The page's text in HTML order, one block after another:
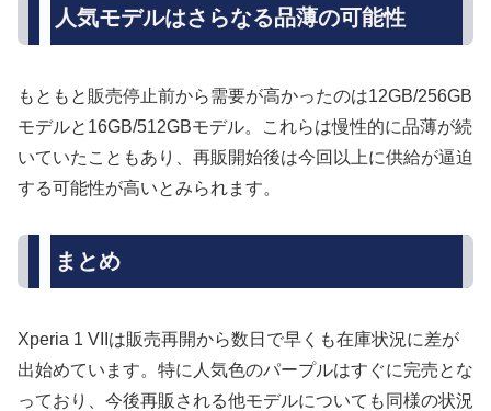
人気モデルはさらなる品薄の可能性
もともと販売停止前から需要が高かったのは12GB/256GB
モデルと16GB/512GBモデル。これらは慢性的に品薄が続
いていたこともあり、再販開始後は今回以上に供給が逼迫
する可能性が高いとみられます。
まとめ
Xperia 1 VIIは販売再開から数日で早くも在庫状況に差が
出始めています。特に人気色のパープルはすぐに完売とな
っており、今後再販される他モデルについても同様の状況